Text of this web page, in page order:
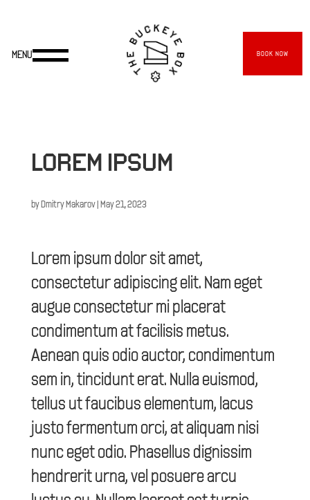
BOOK NOW
LOREM IPSUM
byDmitry Makarov|May 21, 2023
Lorem ipsum dolor sit amet,
consectetur adipiscing elit. Nam eget
augue consectetur mi placerat
condimentum at facilisis metus.
Aenean quis odio auctor, condimentum
sem in, tincidunt erat. Nulla euismod,
tellus ut faucibus elementum, lacus
justo fermentum orci, at aliquam nisi
nunc eget odio. Phasellus dignissim
hendrerit urna, vel posuere arcu